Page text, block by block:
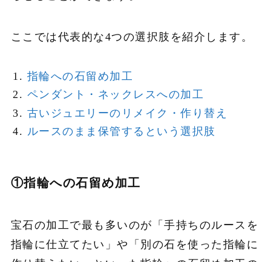
ここでは代表的な4つの選択肢を紹介します。
指輪への石留め加工
ペンダント・ネックレスへの加工
古いジュエリーのリメイク・作り替え
ルースのまま保管するという選択肢
①指輪への石留め加工
宝石の加工で最も多いのが「手持ちのルースを
指輪に仕立てたい」や「別の石を使った指輪に